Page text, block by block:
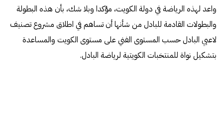
واعد لهذه الرياضة في دولة الكويت، مؤكدا وبلا شك، بأن هذه البطولة
والبطولات القادمة للبادل من شأنها أن تساهم في اطلاق مشروع تصنيف
لاعبي البادل حسب المستوى الفني على مستوى الكويت والمساعدة
بتشكيل نواة للمنتخبات الكويتية لرياضة البادل.